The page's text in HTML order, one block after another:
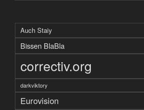
Auch Staiy
Bissen BlaBla
correctiv.org
darkviktory
Eurovision